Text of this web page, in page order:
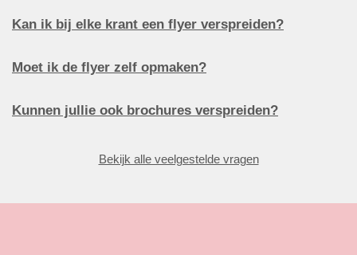
Kan ik bij elke krant een flyer verspreiden?
Moet ik de flyer zelf opmaken?
Kunnen jullie ook brochures verspreiden?
Bekijk alle veelgestelde vragen